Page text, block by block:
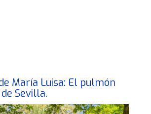
María Luisa: El pulmón
Sevilla.